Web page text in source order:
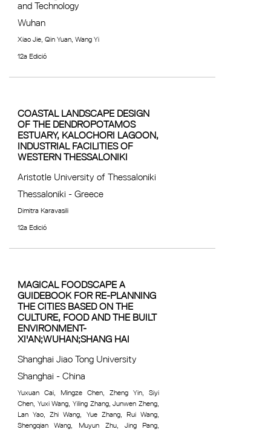
and Technology
Wuhan
Xiao Jie, Qin Yuan, Wang Yi
12a Edició
COASTAL LANDSCAPE DESIGN
OF THE DENDROPOTAMOS
ESTUARY, KALOCHORI LAGOON,
INDUSTRIAL FACILITIES OF
WESTERN THESSALONIKI
Aristotle University of Thessaloniki
Thessaloniki - Greece
Dimitra Karavasili
12a Edició
MAGICAL FOODSCAPE A
GUIDEBOOK FOR RE-PLANNING
THE CITIES BASED ON THE
CULTURE, FOOD AND THE BUILT
ENVIRONMENT-
XI'AN;WUHAN;SHANG HAI
Shanghai Jiao Tong University
Shanghai - China
Yuxuan Cai, Mingze Chen, Zheng Yin, Siyi
Chen, Yuxi Wang, Yiling Zhang, Junwen Zheng,
Lan Yao, Zhi Wang, Yue Zhang, Rui Wang,
Shengqian Wang, Muyun Zhu, Jing Pang,